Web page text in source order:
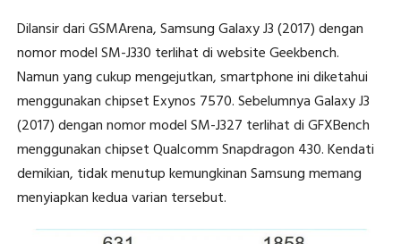
Dilansir dari GSMArena, Samsung Galaxy J3 (2017) dengan
nomor model SM-J330 terlihat di website Geekbench.
Namun yang cukup mengejutkan, smartphone ini diketahui
menggunakan chipset Exynos 7570. Sebelumnya Galaxy J3
(2017) dengan nomor model SM-J327 terlihat di GFXBench
menggunakan chipset Qualcomm Snapdragon 430. Kendati
demikian, tidak menutup kemungkinan Samsung memang
menyiapkan kedua varian tersebut.